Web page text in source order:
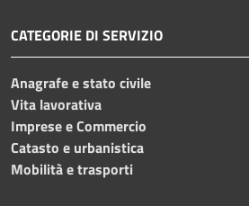
CATEGORIE DI SERVIZIO
Anagrafe e stato civile
Vita lavorativa
Imprese e Commercio
Catasto e urbanistica
Mobilità e trasporti